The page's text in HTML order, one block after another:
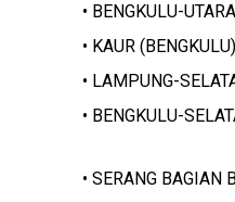
• BENGKULU-
• KAUR
• LAMPUNG-
• BENGKULU-
• SERANG BAGIAN